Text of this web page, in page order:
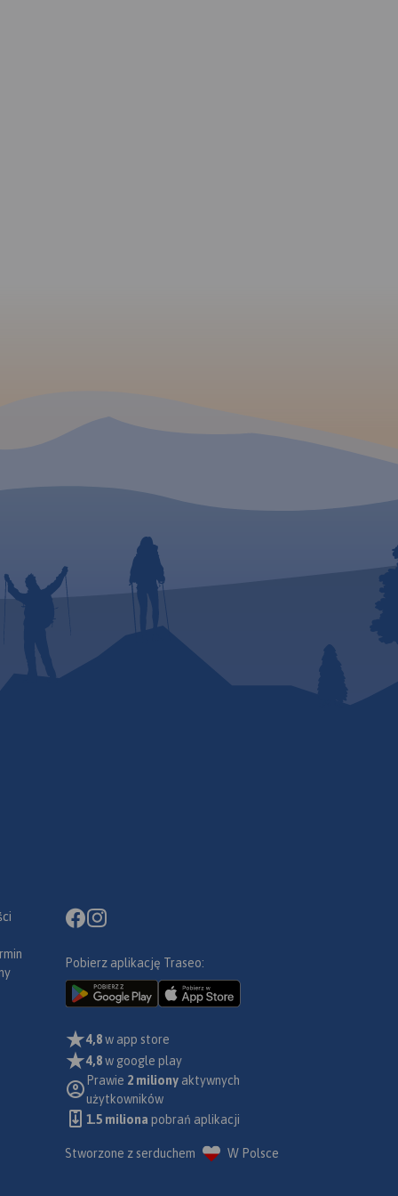
Pobierz aplikację Traseo:
4,8w app store
4,8w google play
Prawie 2 miliony aktywnych
użytkowników
1.5 miliona pobrań aplikacji
Stworzone z serduchem W Polsce